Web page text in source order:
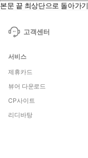
본문 끝 최상단으로 돌아가기
고객센터
서비스
제휴카드
뷰어 다운로드
CP사이트
리디바탕